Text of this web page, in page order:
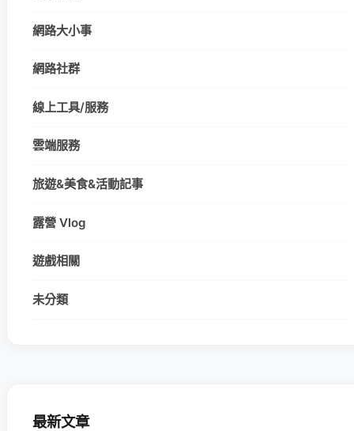
網路大小事
網路社群
線上工具/服務
雲端服務
旅遊&美食&活動記事
露營 Vlog
遊戲相關
未分類
最新文章